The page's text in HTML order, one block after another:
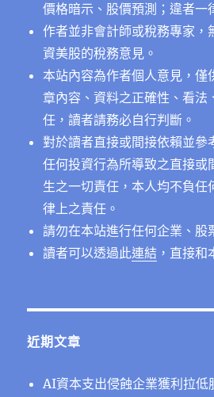
價格暗示、股價預測；違者一
作者並非會計師或稅務專家，
資美股的稅務意見。
本站內容為作者個人意見，僅
章內容、資料之正確性、看法
任，讀者請務必自行判斷。
對於讀者直接或間接依賴並參
任何投資行為所導致之直接或
生之一切責任，本人均不負任
律上之責任。
請勿在本站進行任何企業、股
讀者可以透過此連結 ，直接和
近期文章
AI資本支出侵蝕企業獲利拉低